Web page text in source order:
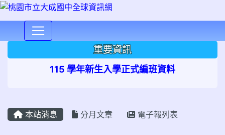
重要資訊
115 學年新生入學正式編班資料
本站消息 分月文章 電子報列表